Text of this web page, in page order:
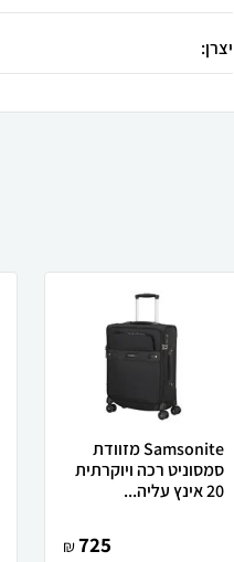
יצרן:
Samsonite מזוודת
סמסוניט רכה ויוקרתית
20 אינץ עליה...
725
₪